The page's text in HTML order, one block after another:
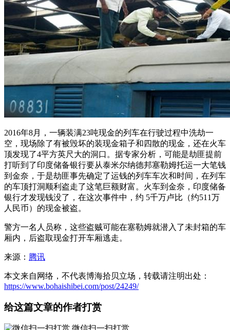
2016年8月，一辆装满23吨现金的列车在行驶过程中洗劫一
空，现场除了有被毁坏的装现金箱子和四散的现金，还在火车
顶发现了4平方英尺大的洞口。据专家分析，可能是劫匪提前
打听到了印度储备银行要从泰米尔纳德邦塞勒姆托运一大笔钱
到金奈，于是劫匪事先确定了运钱的列车车次和时间，在列车
的车顶打洞顺利盗走了这笔巨额财富。火车到金奈，印度储备
银行才发现钱没了，在这次事件中，约 5千万卢比（约511万
人民币）的现金被盗。
警方一名人员称，这些盗贼可能在塞勒姆就潜入了未封箱的车
厢内，后盗取现金打开车厢逃走。
来源： 腾讯
本文来自网络，不代表博海拾贝立场，转载请注明出处：
https://www.bohaishibei.com/post/24249/
给这篇文章的作者打赏